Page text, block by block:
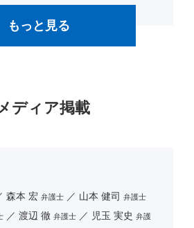
もっと見る
ディア掲載
森本 宏 弁護士 山本 健司 弁護士
渡辺 徹 弁護士 児玉 実史 弁護